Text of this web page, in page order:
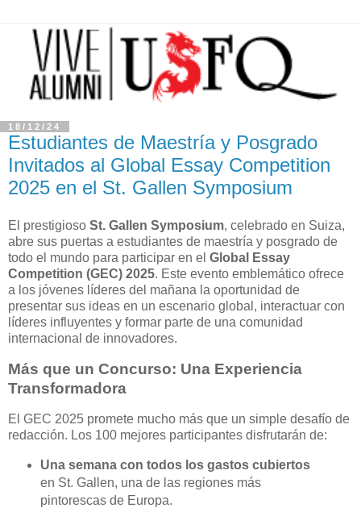
18/12/24
Estudiantes de Maestría y Posgrado
Invitados al Global Essay Competition
2025 en el St. Gallen Symposium
El prestigioso St. Gallen Symposium, celebrado en Suiza,
abre sus puertas a estudiantes de maestría y posgrado de
todo el mundo para participar en el Global Essay
Competition (GEC) 2025. Este evento emblemático ofrece
a los jóvenes líderes del mañana la oportunidad de
presentar sus ideas en un escenario global, interactuar con
líderes influyentes y formar parte de una comunidad
internacional de innovadores.
Más que un Concurso: Una Experiencia
Transformadora
El GEC 2025 promete mucho más que un simple desafío de
redacción. Los 100 mejores participantes disfrutarán de:
Una semana con todos los gastos cubiertos
en St. Gallen, una de las regiones más
pintorescas de Europa.